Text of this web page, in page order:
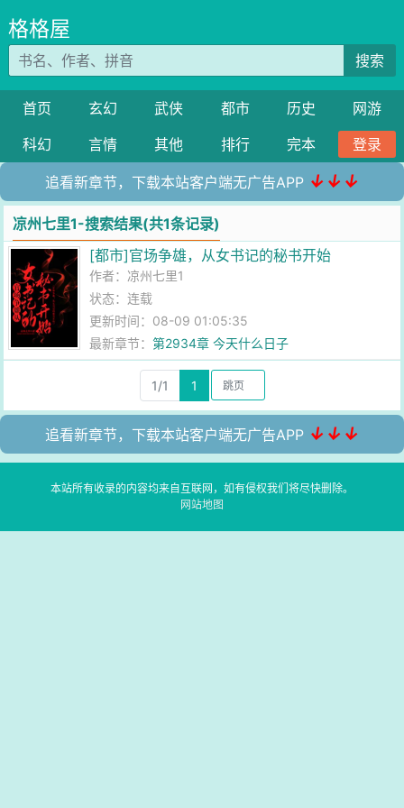
格格屋
搜索
首页 玄幻 武侠 都市 历史
网游
科幻
言情 其他 排行 完本 登录
追看新章节，下载本站客户端无广告APP ↓↓↓
凉州七里1-搜索结果(共1条记录)
[都市]官场争雄，从女书记的秘书开始
作者： 凉州七里1
状态：连载
更新时间：08-09 01:05:35
最新章节：第2934章 今天什么日子
1/1 1
追看新章节，下载本站客户端无广告APP ↓↓↓
本站所有收录的内容均来自互联网，如有侵权我们将尽快删除。
网站地图